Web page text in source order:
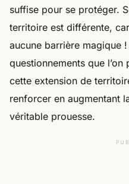
suffise pour se protéger.
territoire est différente,
aucune barrière magique !
questionnements que
cette extension de
renforcer en augmentant
véritable prouesse.